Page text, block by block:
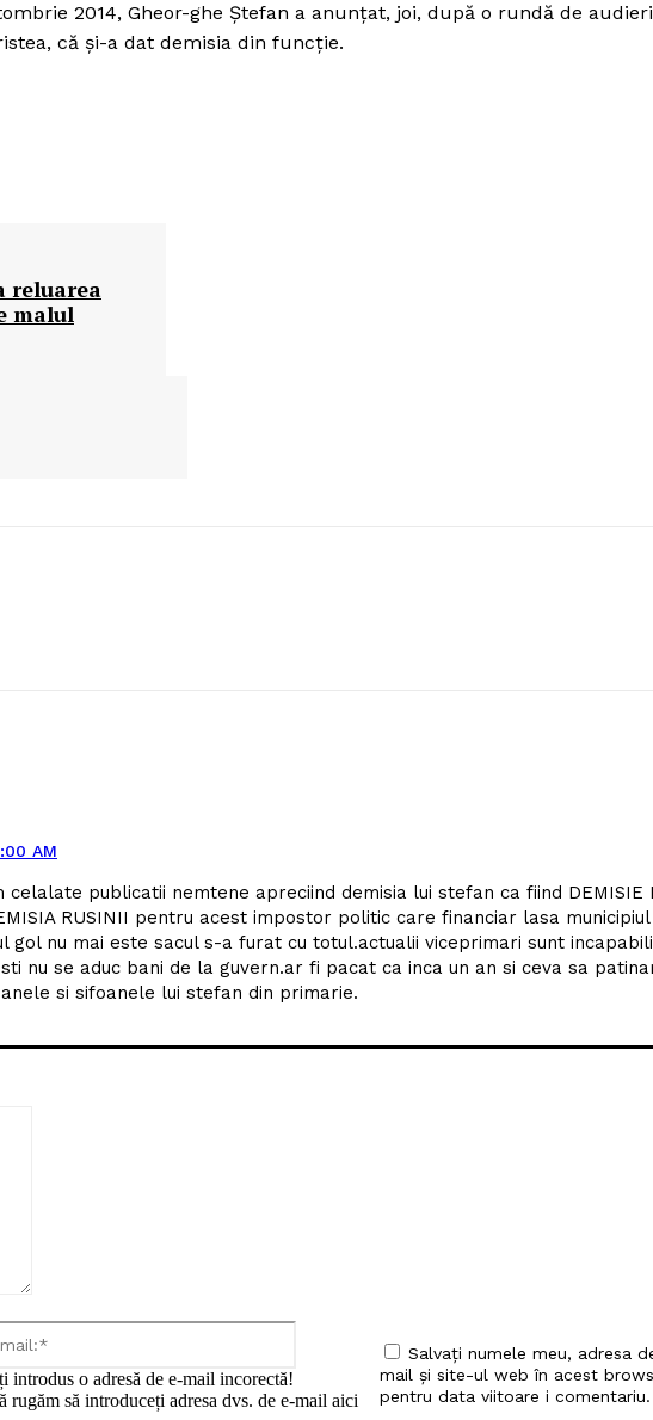
2014, Gheor-ghe Ştefan a anunţat, joi, după o rundă de
că şi-a dat demisia din funcţie.
reluarea
malul
AM
publicatii nemtene apreciind demisia lui stefan ca fiind DEMISIE
RUSINII pentru acest impostor politic care financiar lasa municipiul
gol nu mai este sacul s-a furat cu totul.actualii viceprimari sunt
nu se aduc bani de la guvern.ar fi pacat ca inca un an si ceva sa
si sifoanele lui stefan din primarie.
Email:*
introdus o adresă de e-mail incorectă!
rugăm să introduceți adresa dvs. de e-mail aici
Salvați numele meu, adresa
mail și site-ul web în acest
pentru data viitoare i comentariu.